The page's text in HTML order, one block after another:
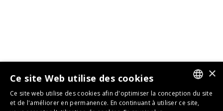
GERMAN
×
Ce site Web utilise des cookies
Ce site web utilise des cookies afin d'optimiser la conception du site
et de l'améliorer en permanence. En continuant à utiliser ce site,